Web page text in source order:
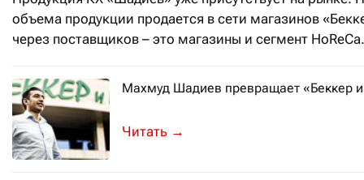
объема продукции продается в сети магазинов
через поставщиков – это магазины и сегмент HoReCa.
Махмуд Шадиев превращает «Беккер
До того, как купить «Беккер и К»
→